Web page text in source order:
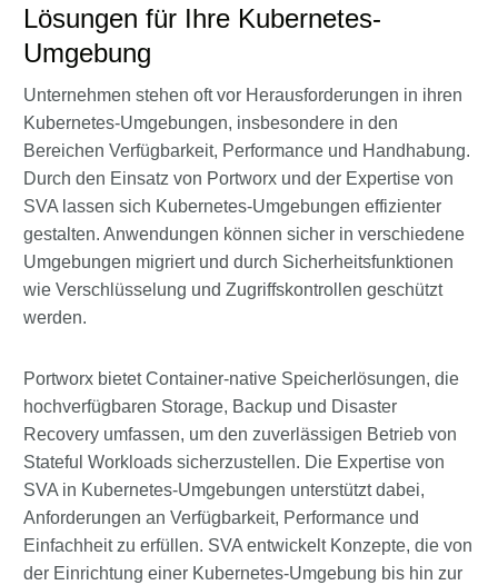
Lösungen für Ihre Kubernetes-
Umgebung
Unternehmen stehen oft vor Herausforderungen in ihren
Kubernetes-Umgebungen, insbesondere in den
Bereichen Verfügbarkeit, Performance und Handhabung.
Durch den Einsatz von Portworx und der Expertise von
SVA lassen sich Kubernetes-Umgebungen effizienter
gestalten. Anwendungen können sicher in verschiedene
Umgebungen migriert und durch Sicherheitsfunktionen
wie Verschlüsselung und Zugriffskontrollen geschützt
werden.
Portworx bietet Container-native Speicherlösungen, die
hochverfügbaren Storage, Backup und Disaster
Recovery umfassen, um den zuverlässigen Betrieb von
Stateful Workloads sicherzustellen. Die Expertise von
SVA in Kubernetes-Umgebungen unterstützt dabei,
Anforderungen an Verfügbarkeit, Performance und
Einfachheit zu erfüllen. SVA entwickelt Konzepte, die von
der Einrichtung einer Kubernetes-Umgebung bis hin zur